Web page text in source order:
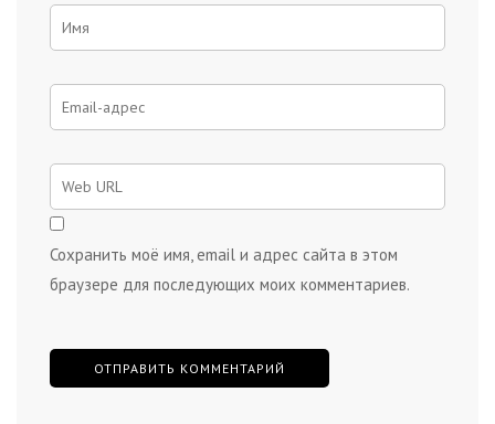
Сохранить моё имя, email и адрес сайта в этом
браузере для последующих моих комментариев.